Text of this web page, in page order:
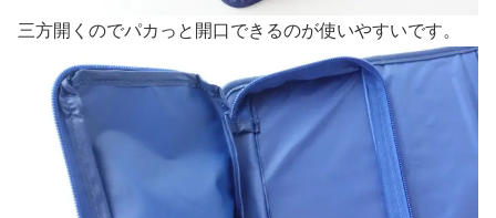
三方開くのでパカっと開口できるのが使いやすいです。